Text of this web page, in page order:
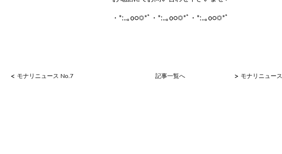
・*:..｡o○☼*ﾟ・*:..｡o○☼*ﾟ・*:..｡o○☼*ﾟ
< モナリニュース No.7 記事一覧へ > モナリニュー